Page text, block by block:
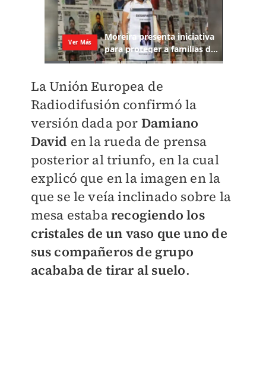
La Unión Europea de
Radiodifusión confirmó la
versión dada por Damiano
David en la rueda de prensa
posterior al triunfo, en la cual
explicó que en la imagen en la
que se le veía inclinado sobre la
mesa estabarecogiendo los
cristales de un vaso que uno de
sus compañeros de grupo
acababa de tirar al suelo.